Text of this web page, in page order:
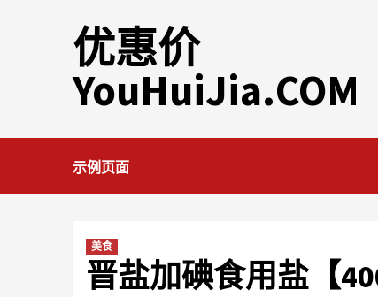
优惠价
YouHuiJia.COM
示例页面
美食
晋盐加碘食用盐【